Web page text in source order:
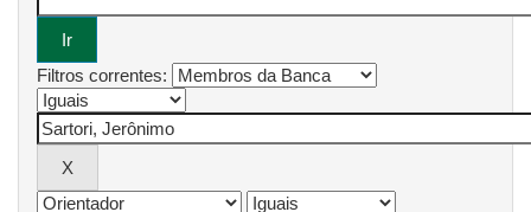
Filtros correntes: